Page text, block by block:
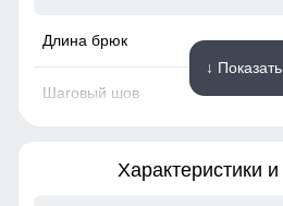
↓ Показать
Характеристики